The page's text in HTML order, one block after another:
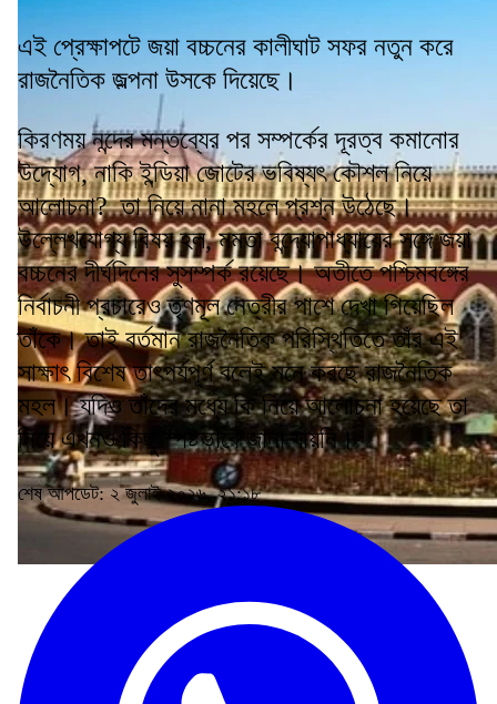
এই প্রেক্ষাপটে জয়া বচ্চনের কালীঘাট সফর নতুন করে
রাজনৈতিক জল্পনা উসকে দিয়েছে।
কিরণময় নন্দের মন্তব্যের পর সম্পর্কের দূরত্ব কমানোর
উদ্যোগ, নাকি ইন্ডিয়া জোটের ভবিষ্যৎ কৌশল নিয়ে
আলোচনা? তা নিয়ে নানা মহলে প্রশ্ন উঠেছে।
উল্লেখযোগ্য বিষয় হল, মমতা বন্দ্যোপাধ্যায়ের সঙ্গে জয়া
বচ্চনের দীর্ঘদিনের সুসম্পর্ক রয়েছে। অতীতে পশ্চিমবঙ্গের
নির্বাচনী প্রচারেও তৃণমূল নেত্রীর পাশে দেখা গিয়েছিল
তাঁকে। তাই বর্তমান রাজনৈতিক পরিস্থিতিতে তাঁর এই
সাক্ষাৎ বিশেষ তাৎপর্যপূর্ণ বলেই মনে করছে রাজনৈতিক
মহল। যদিও তাঁদের মধ্যে কি নিয়ে আলোচনা হয়েছে তা
নিয়ে এখনও কিছু স্পষ্টভাবে জানা যায়নি।
শেষ আপডেট: ২ জুলাই ২০২৬, ২১:১৮